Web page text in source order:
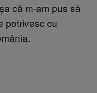
că m-am pus să
potrivesc cu